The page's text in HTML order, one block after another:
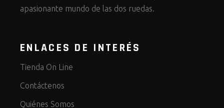
apasionante mundo de las dos ruedas.
ENLACES DE INTERÉS
Tienda On Line
Contáctenos
Quiénes Somos